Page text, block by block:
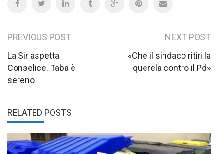
Post
navigation
PREVIOUS POST
La Sir aspetta
Conselice. Taba è
sereno
NEXT POST
«Che il sindaco ritiri la
querela contro il Pd»
RELATED POSTS